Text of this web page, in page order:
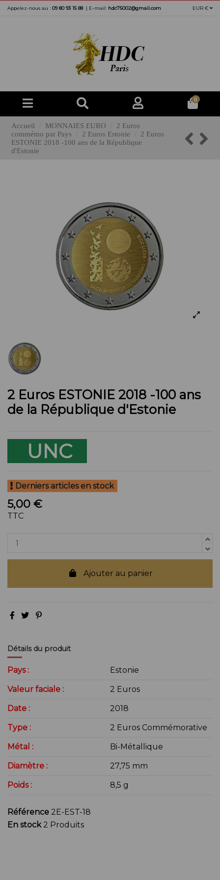
Appelez-nous au : 09 80 93 15 88 | E-mail: hdc75002@gmail.com EUR €
0
Accueil MONNAIES EURO
2 Euros
commémo par Pays
2 Euros Estonie
2 Euros
ESTONIE 2018 -100 ans de la République
d'Estonie
2 Euros ESTONIE 2018 -100 ans
de la République d'Estonie
UNC
Derniers articles en stock
5,00 €
TTC
Ajouter au panier
Détails du produit
Pays : Estonie
Valeur faciale : 2 Euros
Date : 2018
Type : 2 Euros Commémorative
Métal : Bi-Métallique
Diamètre : 27,75 mm
Poids : 8,5 g
Référence 2E-EST-18
En stock 2 Produits